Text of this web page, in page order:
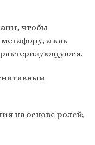
чтобы
а как
на основе ролей;